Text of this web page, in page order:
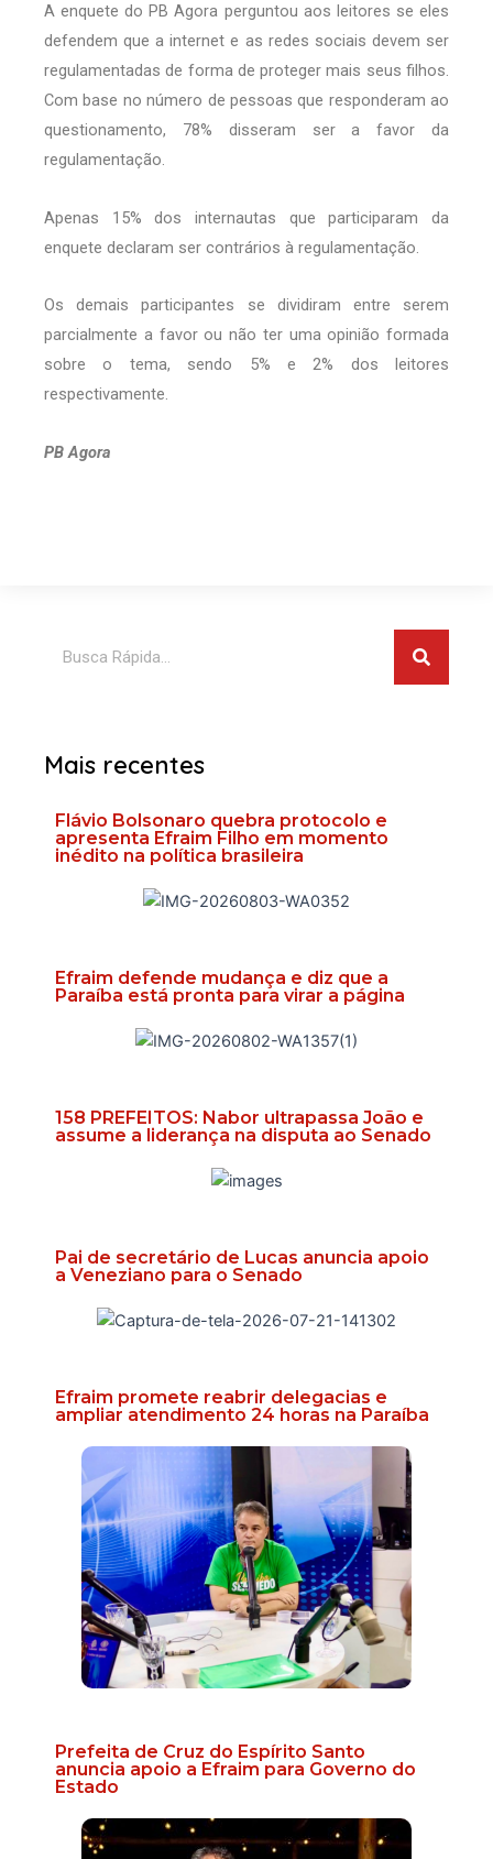
A enquete do PB Agora perguntou aos leitores se eles
defendem que a internet e as redes sociais devem ser
regulamentadas de forma de proteger mais seus filhos.
Com base no número de pessoas que responderam ao
questionamento, 78% disseram ser a favor da
regulamentação.
Apenas 15% dos internautas que participaram da
enquete declaram ser contrários à regulamentação.
Os demais participantes se dividiram entre serem
parcialmente a favor ou não ter uma opinião formada
sobre o tema, sendo 5% e 2% dos leitores
respectivamente.
PB Agora
Mais recentes
Flávio Bolsonaro quebra protocolo e
apresenta Efraim Filho em momento
inédito na política brasileira
Efraim defende mudança e diz que a
Paraíba está pronta para virar a página
158 PREFEITOS: Nabor ultrapassa João e
assume a liderança na disputa ao Senado
Pai de secretário de Lucas anuncia apoio
a Veneziano para o Senado
Efraim promete reabrir delegacias e
ampliar atendimento 24 horas na Paraíba
Prefeita de Cruz do Espírito Santo
anuncia apoio a Efraim para Governo do
Estado